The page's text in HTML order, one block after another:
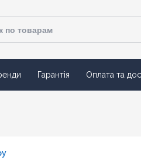
Гарантія Оплата та